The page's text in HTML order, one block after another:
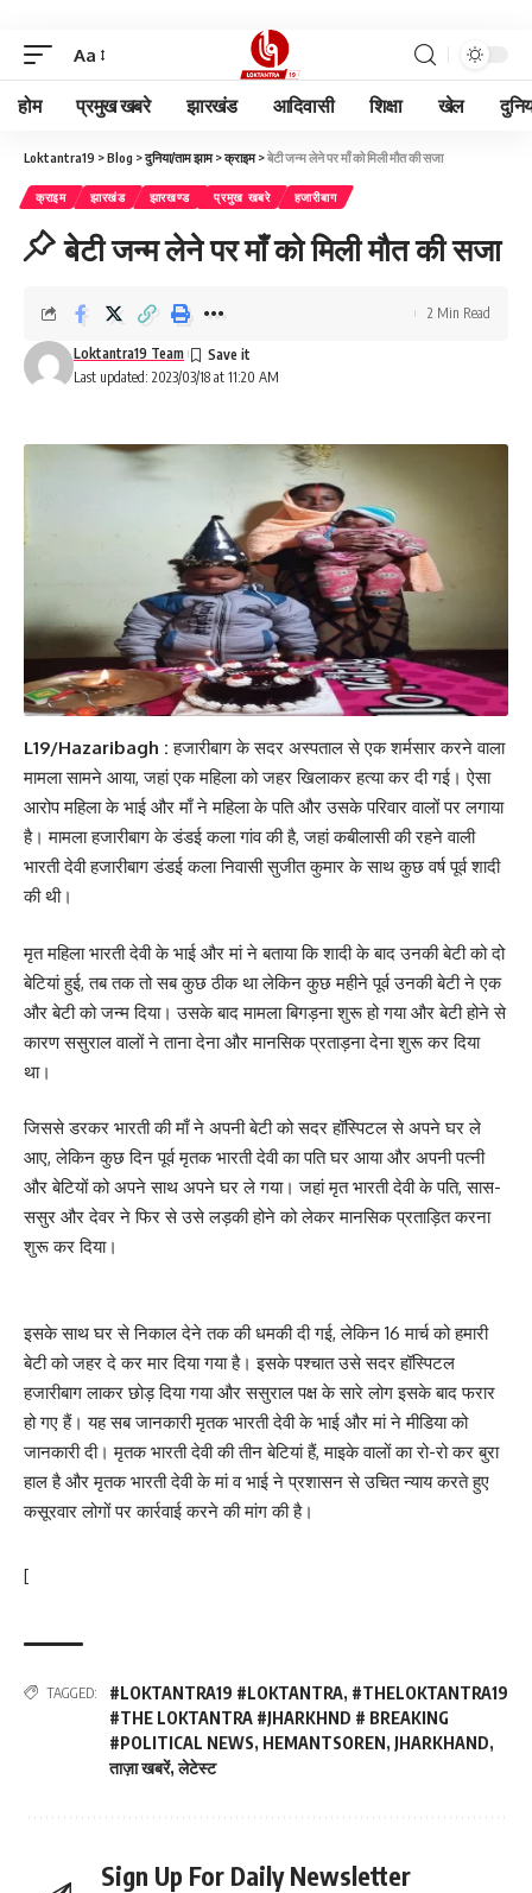
Aa
होम प्रमुख खबरे झारखंड आदिवासी शिक्षा खेल
Loktantra19 >Blog >दुनिया/ताम झाम>क्राइम>बेटी जन्म लेने पर माँ को मिली मौत की सजा
क्राइम झारखंड झारखण्ड प्रमुख खबरे हजारीबाग
बेटी जन्म लेने पर माँ को मिली मौत की सजा
Last updated: 2023/03/18 at 11:20 AM
Loktantra19 Team
2 Min Read
L19/Hazaribagh : हजारीबाग के सदर अस्पताल से एक शर्मसार करने वाला
मामला सामने आया, जहां एक महिला को जहर खिलाकर हत्या कर दी गई। ऐसा
आरोप महिला के भाई और माँ ने महिला के पति और उसके परिवार वालों पर लगाया
है। मामला हजारीबाग के डंडई कला गांव की है, जहां कबीलासी की रहने वाली
भारती देवी हजारीबाग डंडई कला निवासी सुजीत कुमार के साथ कुछ वर्ष पूर्व शादी
की थी।
मृत महिला भारती देवी के भाई और मां ने बताया कि शादी के बाद उनकी बेटी को दो
बेटियां हुई, तब तक तो सब कुछ ठीक था लेकिन कुछ महीने पूर्व उनकी बेटी ने एक
और बेटी को जन्म दिया। उसके बाद मामला बिगड़ना शुरू हो गया और बेटी होने से
कारण ससुराल वालों ने ताना देना और मानसिक प्रताड़ना देना शुरू कर दिया
था।
जिससे डरकर भारती की माँ ने अपनी बेटी को सदर हॉस्पिटल से अपने घर ले
आए, लेकिन कुछ दिन पूर्व मृतक भारती देवी का पति घर आया और अपनी पत्नी
और बेटियों को अपने साथ अपने घर ले गया। जहां मृत भारती देवी के पति, सास-
ससुर और देवर ने फिर से उसे लड़की होने को लेकर मानसिक प्रताड़ित करना
शुरू कर दिया।
इसके साथ घर से निकाल देने तक की धमकी दी गई, लेकिन 16 मार्च को हमारी
बेटी को जहर दे कर मार दिया गया है। इसके पश्चात उसे सदर हॉस्पिटल
हजारीबाग लाकर छोड़ दिया गया और ससुराल पक्ष के सारे लोग इसके बाद फरार
हो गए हैं। यह सब जानकारी मृतक भारती देवी के भाई और मां ने मीडिया को
जानकारी दी। मृतक भारती देवी की तीन बेटियां हैं, माइके वालों का रो-रो कर बुरा
हाल है और मृतक भारती देवी के मां व भाई ने प्रशासन से उचित न्याय करते हुए
कसूरवार लोगों पर कार्रवाई करने की मांग की है।
[
TAGGED: #LOKTANTRA19 #LOKTANTRA, #THELOKTANTRA19
#THE LOKTANTRA #JHARKHND # BREAKING
#POLITICAL NEWS, HEMANTSOREN, JHARKHAND,
ताज़ा खबरें,लेटेस्ट
Sign Up For Daily Newsletter